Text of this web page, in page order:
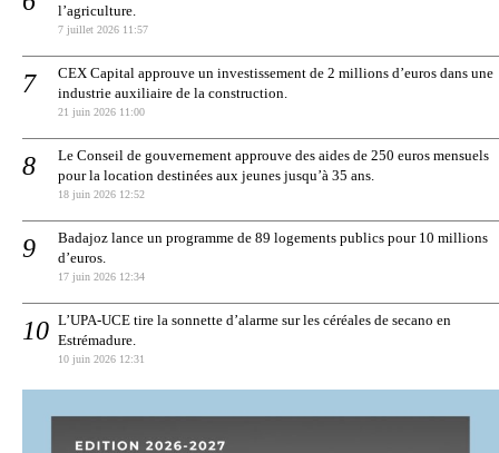
l’agriculture.
7 juillet 2026 11:57
CEX Capital approuve un investissement de 2 millions d’euros dans une
industrie auxiliaire de la construction.
21 juin 2026 11:00
Le Conseil de gouvernement approuve des aides de 250 euros mensuels
pour la location destinées aux jeunes jusqu’à 35 ans.
18 juin 2026 12:52
Badajoz lance un programme de 89 logements publics pour 10 millions
d’euros.
17 juin 2026 12:34
L’UPA-UCE tire la sonnette d’alarme sur les céréales de secano en
Estrémadure.
10 juin 2026 12:31